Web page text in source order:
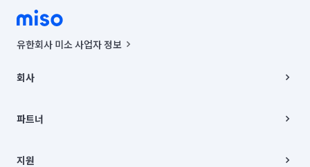
유한회사 미소 사업자 정보
00019 |
주소 | 본사: 서울특별시 종로구 율곡로 6(중학동, 트윈트리빌딩) B동 5층
컨택센터 : 서울특별시 종로구 수송동 율곡로 24, 7층, 8층 미소
상품, 상품정보, 거래에 관한 의무와 책임은 거래당사자에게 있습니다.
회사
채용
파트너
이사
지원